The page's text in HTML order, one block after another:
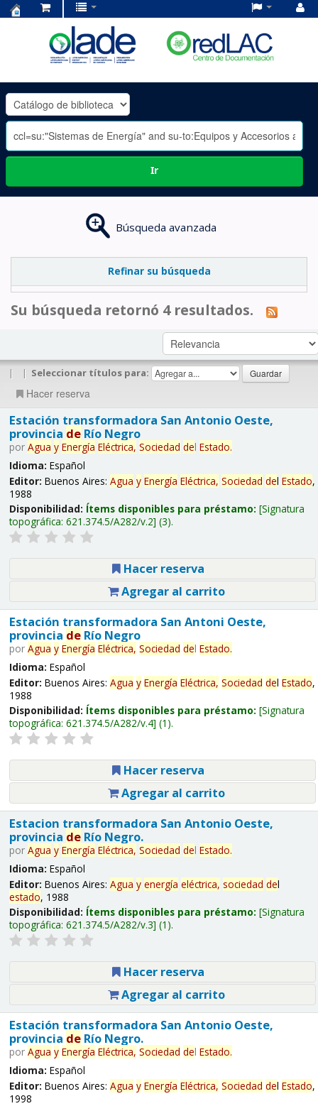
OLADE
-
Ir
Búsqueda avanzada
Refinar su búsqueda
Su búsqueda retornó 4 resultados.
| | Seleccionar títulos para:
Hacer reserva
Estación transformadora San Antonio Oeste,
provincia deRío Negro
por Agua y Energía Eléctrica, Sociedad del Estado.
Idioma: Español
Editor: Buenos Aires: Agua y Energía Eléctrica, Sociedad del Estado,
1988
Disponibilidad: Ítems disponibles para préstamo: Signatura
topográfica: 621.374.5/A282/v.2 (3).
Hacer reserva
Agregar al carrito
Estación transformadora San Antoni Oeste,
provincia deRío Negro
por Agua y Energía Eléctrica, Sociedad del Estado.
Idioma: Español
Editor: Buenos Aires: Agua y Energía Eléctrica, Sociedad del Estado,
1988
Disponibilidad: Ítems disponibles para préstamo: Signatura
topográfica: 621.374.5/A282/v.4 (1).
Hacer reserva
Agregar al carrito
Estacion transformadora San Antonio Oeste,
provincia deRío Negro.
por Agua y Energía Eléctrica, Sociedad del Estado.
Idioma: Español
Editor: Buenos Aires: Agua y energía eléctrica, sociedad del
estado, 1988
Disponibilidad: Ítems disponibles para préstamo: Signatura
topográfica: 621.374.5/A282/v.3 (1).
Hacer reserva
Agregar al carrito
Estación transformadora San Antonio Oeste,
provincia deRío Negro.
por Agua y Energía Eléctrica, Sociedad del Estado.
Idioma: Español
Editor: Buenos Aires: Agua y Energía Eléctrica, Sociedad del Estado,
1998